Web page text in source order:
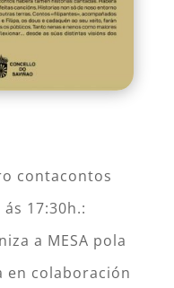
contacontos
17:30h.:
a MESA pola
en colaboración